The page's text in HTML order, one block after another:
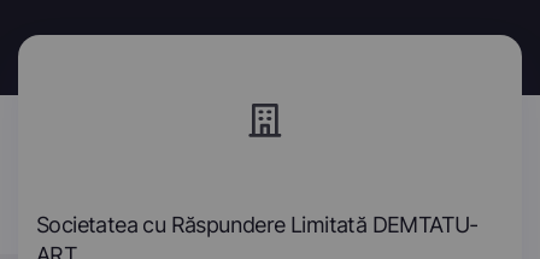
Societatea cu Răspundere Limitată DEMTATU-